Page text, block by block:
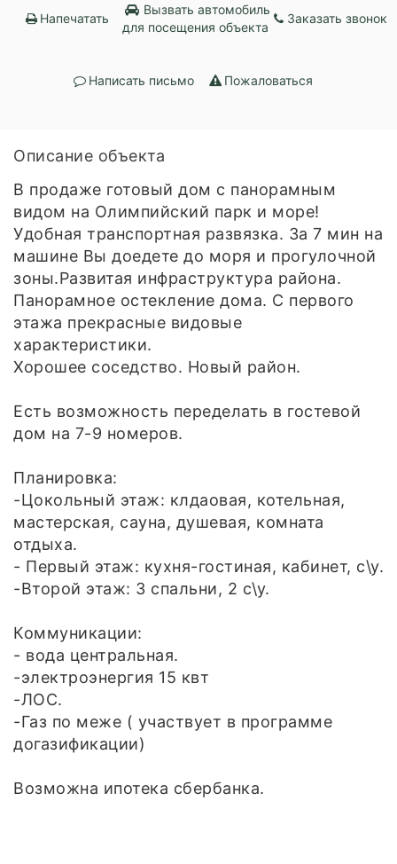
Напечатать
Вызвать автомобиль
для посещения объекта
Заказать звонок
Написать письмо Пожаловаться
Описание объекта
В продаже готовый дом с панорамным
видом на Олимпийский парк и море!
Удобная транспортная развязка. За 7 мин на
машине Вы доедете до моря и прогулочной
зоны.Развитая инфраструктура района.
Панорамное остекление дома. С первого
этажа прекрасные видовые
характеристики.
Хорошее соседство. Новый район.
Есть возможность переделать в гостевой
дом на 7-9 номеров.
Планировка:
-Цокольный этаж: клдаовая, котельная,
мастерская, сауна, душевая, комната
отдыха.
- Первый этаж: кухня-гостиная, кабинет, с\у.
-Второй этаж: 3 спальни, 2 с\у.
Коммуникации:
- вода центральная.
-электроэнергия 15 квт
-ЛОС.
-Газ по меже ( участвует в программе
догазификации)
Возможна ипотека сбербанка.